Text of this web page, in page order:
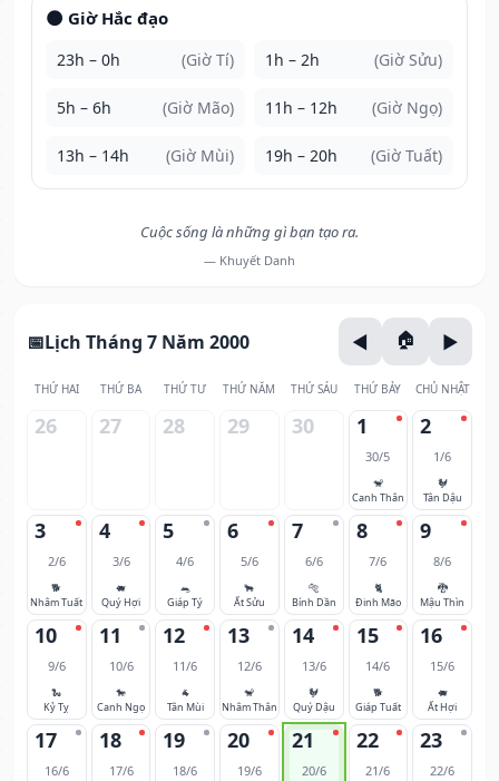
🌑 Giờ Hắc đạo
23h – 0h (Giờ Tí) 1h – 2h (Giờ Sửu)
5h – 6h (Giờ Mão) 11h – 12h (Giờ Ngọ)
13h – 14h (Giờ Mùi) 19h – 20h (Giờ Tuất)
Cuộc sống là những gì bạn tạo ra.
— Khuyết Danh
Lịch Tháng 7 Năm 2000
THỨ HAI THỨ BA THỨ TƯ THỨ NĂM THỨ SÁU THỨ BẢY CHỦ NHẬT
26 27 28 29 30 1
30/5
🐒
Canh Thân
2
1/6
🐓
Tân Dậu
3
2/6
🐕
Nhâm Tuất
4
3/6
🐖
Quý Hợi
5
4/6
🐀
Giáp Tý
6
5/6
🐂
Ất Sửu
7
6/6
🐅
Bính Dần
8
7/6
🐈
Đinh Mão
9
8/6
🐉
Mậu Thìn
10
9/6
🐍
Kỷ Tỵ
11
10/6
🐎
Canh Ngọ
12
11/6
🐐
Tân Mùi
13
12/6
🐒
Nhâm Thân
14
13/6
🐓
Quý Dậu
15
14/6
🐕
Giáp Tuất
16
15/6
🐖
Ất Hợi
17
16/6
18
17/6
19
18/6
20
19/6
21
20/6
22
21/6
23
22/6